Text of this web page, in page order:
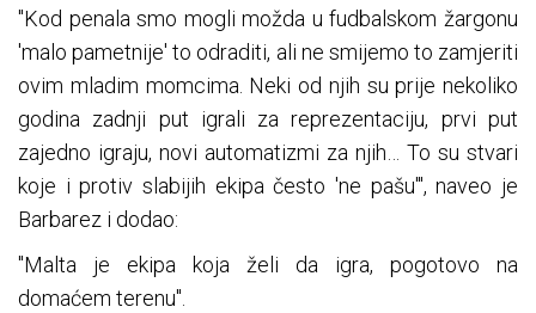
"Kod penala smo mogli možda u fudbalskom žargonu
'malo pametnije' to odraditi, ali ne smijemo to zamjeriti
ovim mladim momcima. Neki od njih su prije nekoliko
godina zadnji put igrali za reprezentaciju, prvi put
zajedno igraju, novi automatizmi za njih… To su stvari
koje i protiv slabijih ekipa često 'ne pašu'", naveo je
Barbarez i dodao:
"Malta je ekipa koja želi da igra, pogotovo na
domaćem terenu".